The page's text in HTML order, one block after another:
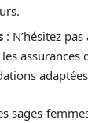
: N’hésitez
assurances
sages-